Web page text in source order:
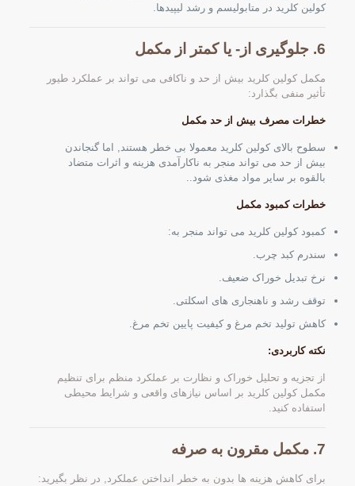
کولین کلرید در متابولیسم و ​​رشد لیپیدها.
6. جلوگیری از- یا کمتر از مکمل
مکمل کولین کلرید بیش از حد و ناکافی می تواند بر عملکرد طیور
تأثیر منفی بگذارد:
خطرات مصرف بیش از حد مکمل
سطوح بالای کولین کلرید معمولا بی خطر هستند, اما گنجاندن
بیش از حد می تواند منجر به ناکارآمدی هزینه و اثرات متضاد
بالقوه بر سایر مواد مغذی شود..
خطرات کمبود مکمل
کمبود کولین کلرید می تواند منجر به:
سندرم کبد چرب.
نرخ تبدیل خوراک ضعیف.
توقف رشد و ناهنجاری های اسکلتی.
کاهش تولید تخم مرغ و کیفیت پایین تخم مرغ.
نکته کاربردی:
از تجزیه و تحلیل خوراک و نظارت بر عملکرد منظم برای تنظیم
مکمل کولین کلرید بر اساس نیازهای واقعی و شرایط محیطی
استفاده کنید.
7. مکمل مقرون به صرفه
برای کاهش هزینه ها بدون به خطر انداختن عملکرد, در نظر بگیرید: